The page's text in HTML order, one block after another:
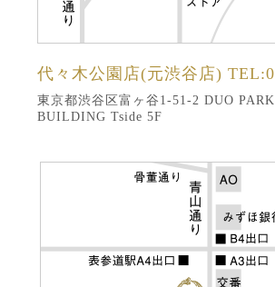
代々木公園店(元渋谷店)
東京都渋谷区富ヶ谷1-51-2 DUO PARK
BUILDING Tside 5F